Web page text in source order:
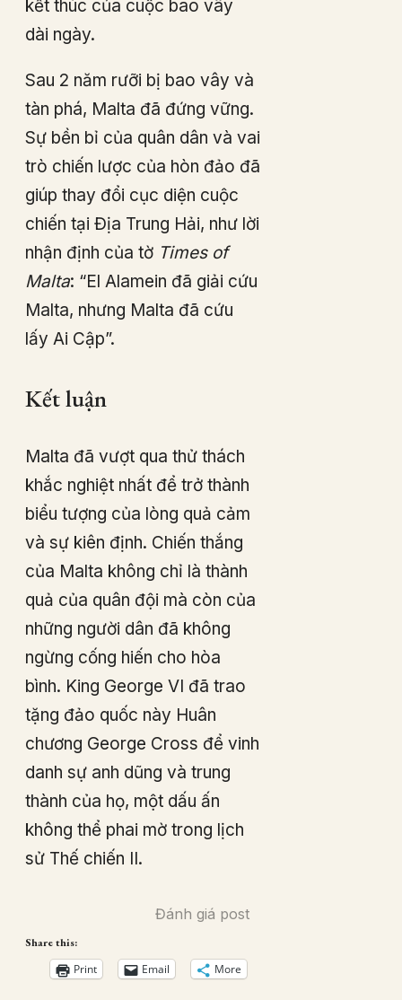
kết thúc của cuộc bao vây
dài ngày.
Sau 2 năm rưỡi bị bao vây và
tàn phá, Malta đã đứng vững.
Sự bền bỉ của quân dân và vai
trò chiến lược của hòn đảo đã
giúp thay đổi cục diện cuộc
chiến tại Địa Trung Hải, như lời
nhận định của tờ Times of
Malta: “El Alamein đã giải cứu
Malta, nhưng Malta đã cứu
lấy Ai Cập”.
Kết luận
Malta đã vượt qua thử thách
khắc nghiệt nhất để trở thành
biểu tượng của lòng quả cảm
và sự kiên định. Chiến thắng
của Malta không chỉ là thành
quả của quân đội mà còn của
những người dân đã không
ngừng cống hiến cho hòa
bình. King George VI đã trao
tặng đảo quốc này Huân
chương George Cross để vinh
danh sự anh dũng và trung
thành của họ, một dấu ấn
không thể phai mờ trong lịch
sử Thế chiến II.
Đánh giá post
Share this:
Print Email More